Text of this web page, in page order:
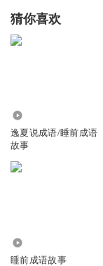
猜你喜欢
逸夏说成语/睡前成语
故事
睡前成语故事